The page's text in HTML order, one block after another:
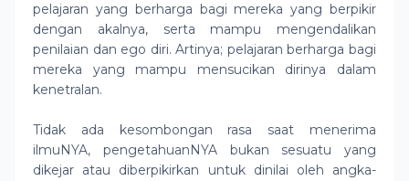
pelajaran yang berharga bagi mereka yang berpikir
dengan akalnya, serta mampu mengendalikan
penilaian dan ego diri. Artinya; pelajaran berharga bagi
mereka yang mampu mensucikan dirinya dalam
kenetralan.
Tidak ada kesombongan rasa saat menerima
ilmuNYA, pengetahuanNYA bukan sesuatu yang
dikejar atau diberpikirkan untuk dinilai oleh angka-